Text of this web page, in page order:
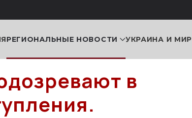
РЕГИОНАЛЬНЫЕ НОВОСТИ УКРАИНА И МИР
в